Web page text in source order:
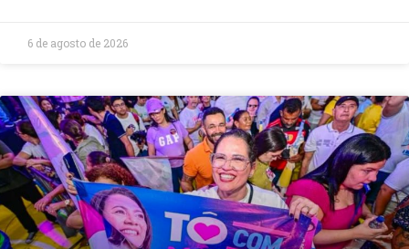
6 de agosto de 2026